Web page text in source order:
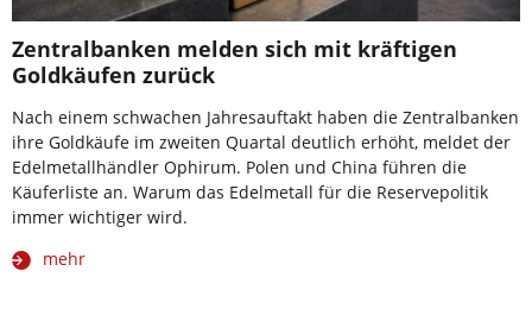
Zentralbanken melden sich mit kräftigen
Goldkäufen zurück
Nach einem schwachen Jahresauftakt haben die Zentralbanken
ihre Goldkäufe im zweiten Quartal deutlich erhöht, meldet der
Edelmetallhändler Ophirum. Polen und China führen die
Käuferliste an. Warum das Edelmetall für die Reservepolitik
immer wichtiger wird.
mehr